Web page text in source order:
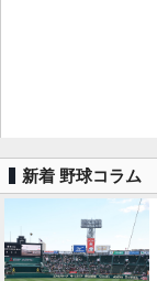
新着 野球コラム